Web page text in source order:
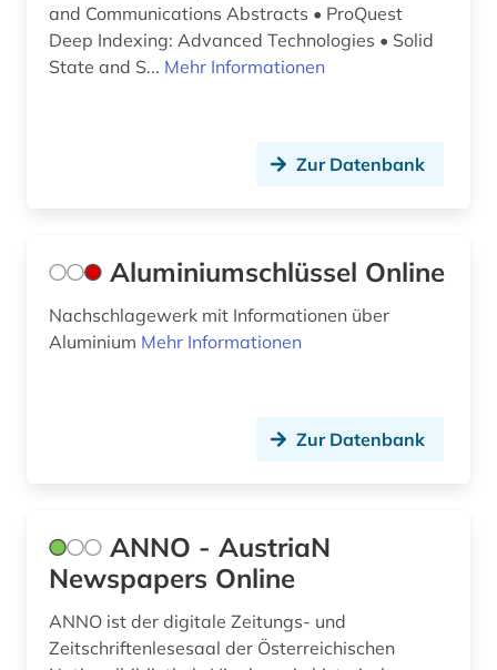
en-normen (1)
en-vornorm (1)
energiebewusstes bauen (1)
energieforschung (2)
energietechnik (7)
energy (1)
engineering profession (1)
english (1)
entwicklung (1)
and Communications Abstracts • ProQuest
Deep Indexing: Advanced Technologies • Solid
State and S... Mehr Informationen
Zur Datenbank
Aluminiumschlüssel Online
Nachschlagewerk mit Informationen über
Aluminium Mehr Informationen
Zur Datenbank
ANNO - AustriaN
Newspapers Online
ANNO ist der digitale Zeitungs- und
Zeitschriftenlesesaal der Österreichischen